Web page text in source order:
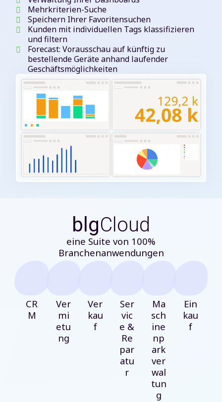
Mehrkriterien-Suche
Speichern Ihrer Favoritensuchen
Kunden mit individuellen Tags klassifizieren
und filtern
Forecast: Vorausschau auf künftig zu
bestellende Geräte anhand laufender
Geschäftsmöglichkeiten
blgCloud
eine Suite von 100%
Branchenanwendungen
CR
M
Ver
mi
etu
ng
Ver
kau
f
Ser
vic
e &
Re
par
atu
r
Ma
sch
ine
np
ark
ver
wal
tun
g
Ein
kau
f